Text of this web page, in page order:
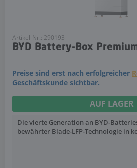
Artikel-Nr.: 290193
BYD Battery-Box
Preise sind erst nach erfolgreicher
Geschäftskunde sichtbar.
AUF LAGER
Die vierte Generation an BYD-
bewährter Blade-LFP-Technologie in